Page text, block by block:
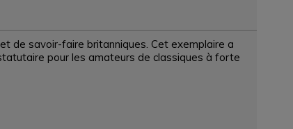
de savoir-faire britanniques. Cet exemplaire a
pour les amateurs de classiques à forte